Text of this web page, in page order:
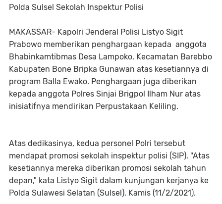
Polda Sulsel Sekolah Inspektur Polisi
MAKASSAR- Kapolri Jenderal Polisi Listyo Sigit
Prabowo memberikan penghargaan kepada anggota
Bhabinkamtibmas Desa Lampoko, Kecamatan Barebbo
Kabupaten Bone Bripka Gunawan atas kesetiannya di
program Balla Ewako. Penghargaan juga diberikan
kepada anggota Polres Sinjai Brigpol Ilham Nur atas
inisiatifnya mendirikan Perpustakaan Keliling.
Atas dedikasinya, kedua personel Polri tersebut
mendapat promosi sekolah inspektur polisi (SIP). "Atas
kesetiannya mereka diberikan promosi sekolah tahun
depan," kata Listyo Sigit dalam kunjungan kerjanya ke
Polda Sulawesi Selatan (Sulsel), Kamis (11/2/2021).